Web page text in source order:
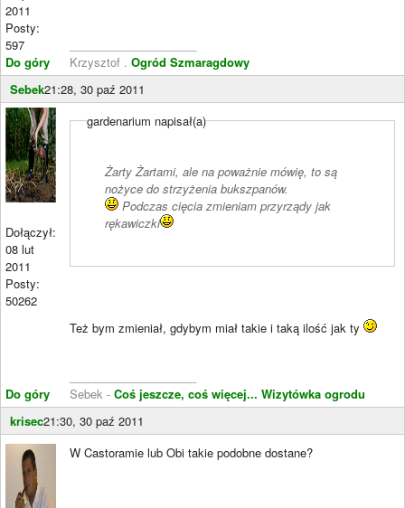
2011
Posty:
597
Do góry
Krzysztof . Ogród Szmaragdowy
Sebek21:28, 30 paź 2011
Dołączył:
08 lut
2011
Posty:
50262
Do góry
gardenarium napisał(a)
Żarty Żartami, ale na poważnie mówię, to są
nożyce do strzyżenia bukszpanów.
Podczas cięcia zmieniam przyrządy jak
rękawiczki
Też bym zmieniał, gdybym miał takie i taką ilość jak ty
Sebek - Coś jeszcze, coś więcej... Wizytówka ogrodu
krisec21:30, 30 paź 2011
W Castoramie lub Obi takie podobne dostane?